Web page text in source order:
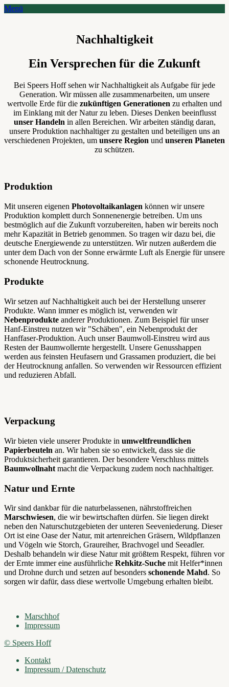
Skip
Menü
Nachhaltigkeit
Ein Versprechen für die Zukunft
Bei Speers Hoff sehen wir Nachhaltigkeit als Aufgabe für jede
Generation. Wir müssen alle zusammenarbeiten, um unsere
wertvolle Erde für die zukünftigen Generationen zu erhalten und
im Einklang mit der Natur zu leben. Dieses Denken beeinflusst
unser Handeln in allen Bereichen. Wir arbeiten ständig daran,
unsere Produktion nachhaltiger zu gestalten und beteiligen uns an
verschiedenen Projekten, um unsere Region und unseren Planeten
zu schützen.
Produktion
Mit unseren eigenen Photovoltaikanlagen können wir unsere
Produktion komplett durch Sonnenenergie betreiben. Um uns
bestmöglich auf die Zukunft vorzubereiten, haben wir bereits noch
mehr Kapazität in Betrieb genommen. So tragen wir dazu bei, die
deutsche Energiewende zu unterstützen. Wir nutzen außerdem die
unter dem Dach von der Sonne erwärmte Luft als Energie für unsere
schonende Heutrocknung.
Produkte
Wir setzen auf Nachhaltigkeit auch bei der Herstellung unserer
Produkte. Wann immer es möglich ist, verwenden wir
Nebenprodukte anderer Produktionen. Zum Beispiel für unser
Hanf-Einstreu nutzen wir "Schäben", ein Nebenprodukt der
Hanffaser-Produktion. Auch unser Baumwoll-Einstreu wird aus
Resten der Baumwollernte hergestellt. Unsere Genusshappen
werden aus feinsten Heufasern und Grassamen produziert, die bei
der Heutrocknung anfallen. So verwenden wir Ressourcen effizient
und reduzieren Abfall.
Verpackung
Wir bieten viele unserer Produkte in umweltfreundlichen
Papierbeuteln an. Wir haben sie so entwickelt, dass sie die
Produktsicherheit garantieren. Der besondere Verschluss mittels
Baumwollnaht macht die Verpackung zudem noch nachhaltiger.
Natur und Ernte
Wir sind dankbar für die naturbelassenen, nährstoffreichen
Marschwiesen, die wir bewirtschaften dürfen. Sie liegen direkt
neben den Naturschutzgebieten der unteren Seeveniederung. Dieser
Ort ist eine Oase der Natur, mit artenreichen Gräsern, Wildpflanzen
und Vögeln wie Storch, Graureiher, Brachvogel und Seeadler.
Deshalb behandeln wir diese Natur mit größtem Respekt, führen vor
der Ernte immer eine ausführliche Rehkitz-Suche mit Helfer*innen
und Drohne durch und setzen auf besonders schonende Mahd. So
sorgen wir dafür, dass diese wertvolle Umgebung erhalten bleibt.
Marschhof
Impressum
© Speers Hoff
Kontakt
Impressum / Datenschutz